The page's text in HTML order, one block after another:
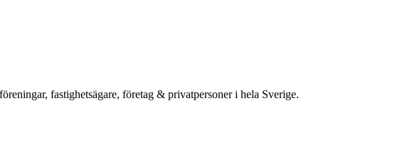
fastighetsägare, företag & privatpersoner i hela Sverige.